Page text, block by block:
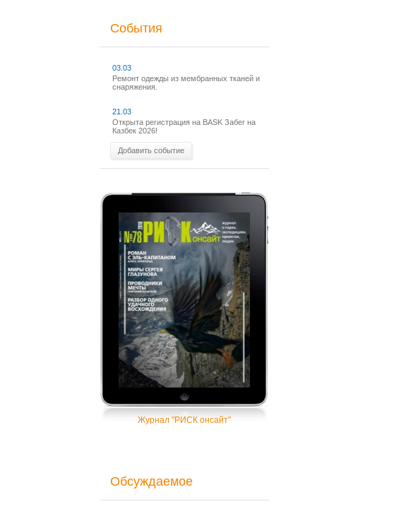
События
03.03
Ремонт одежды из мембранных тканей и
снаряжения.
21.03
Открыта регистрация на BASK Забег на
Казбек 2026!
Добавить событие
Журнал "РИСК онсайт"
Обсуждаемое